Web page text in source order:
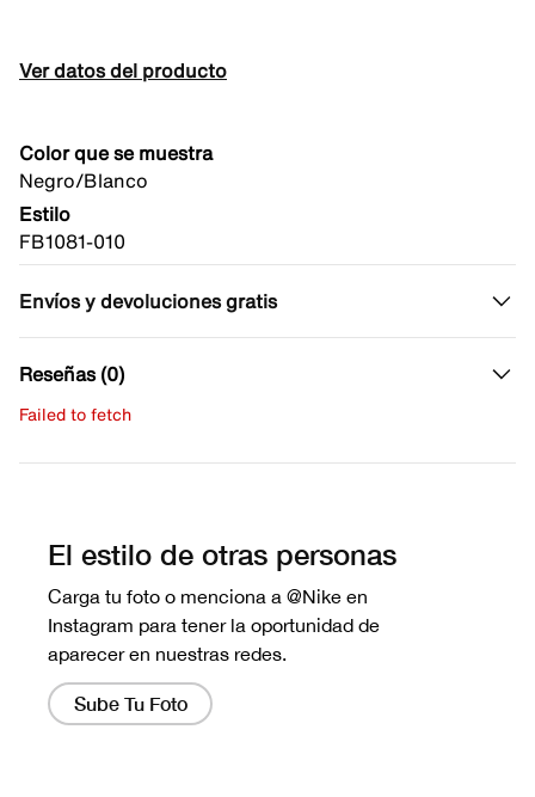
Ver datos del producto
Color que se muestra
Negro/Blanco
Estilo
FB1081-010
Envíos y devoluciones gratis
Reseñas (0)
Failed to fetch